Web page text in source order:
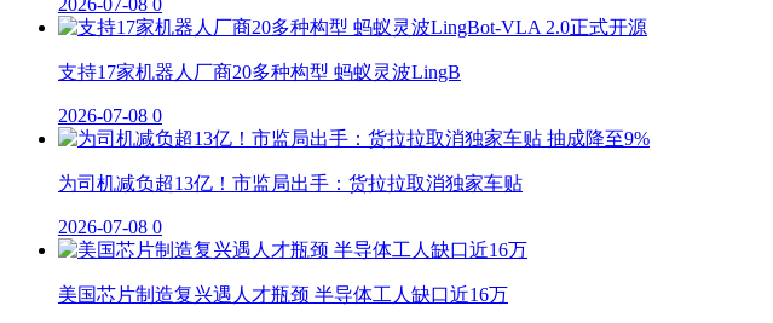
支持17家机器人厂商20多种构型 蚂蚁灵波LingB
2026-07-08 0
为司机减负超13亿！市监局出手：货拉拉取消独家车贴
2026-07-08 0
美国芯片制造复兴遇人才瓶颈 半导体工人缺口近16万